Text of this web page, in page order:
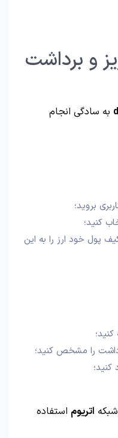
و برداشت
به سادگی انجام
کنید؛
پول خود ارز را به این
را مشخص کنید؛
شبکه اتریوم استفاده